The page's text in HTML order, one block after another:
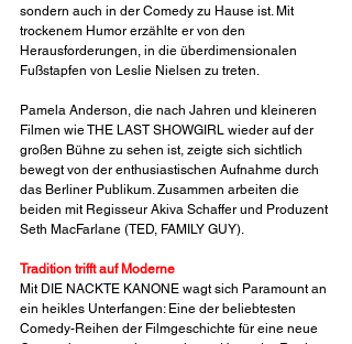
sondern auch in der Comedy zu Hause ist. Mit
trockenem Humor erzählte er von den
Herausforderungen, in die überdimensionalen
Fußstapfen von Leslie Nielsen zu treten.
Pamela Anderson, die nach Jahren und kleineren
Filmen wie THE LAST SHOWGIRL wieder auf der
großen Bühne zu sehen ist, zeigte sich sichtlich
bewegt von der enthusiastischen Aufnahme durch
das Berliner Publikum. Zusammen arbeiten die
beiden mit Regisseur Akiva Schaffer und Produzent
Seth MacFarlane (TED, FAMILY GUY).
Tradition trifft auf Moderne
Mit DIE NACKTE KANONE wagt sich Paramount an
ein heikles Unterfangen: Eine der beliebtesten
Comedy-Reihen der Filmgeschichte für eine neue